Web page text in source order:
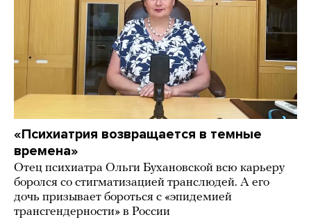
«Психиатрия возвращается в темные
времена»
Отец психиатра Ольги Бухановской всю карьеру
боролся со стигматизацией транслюдей. А его
дочь призывает бороться с «эпидемией
трансгендерности» в России